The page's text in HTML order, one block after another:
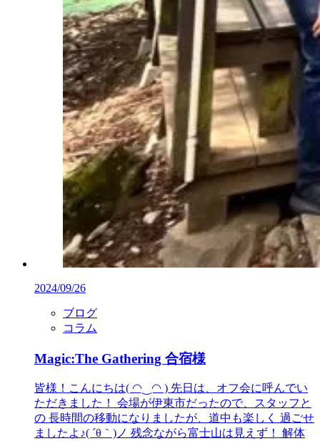
2024/09/26
ブログ
コラム
Magic:The Gathering 合宿様
皆様！こんにちは( ◠‿◠ ) 先日は、オフ会に呼んでい
ただきました！ 会場が伊東市だったので、スタッフと
の 長時間の移動になりましたが、道中も楽しく 過ごせ
ましたよ♪( ´θ｀)ノ 残念ながら富士山は見えず！ 解体